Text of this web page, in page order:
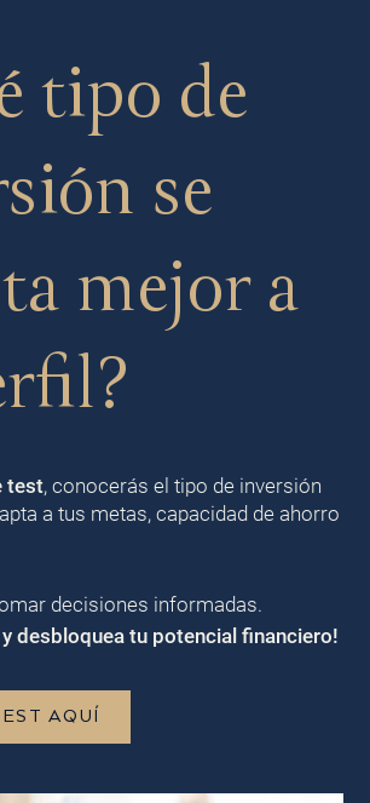
tipo de
se
mejor a
test, conocerás el tipo de inversión
a tus metas, capacidad de ahorro
decisiones informadas.
y desbloquea tu potencial financiero!
AQUÍ